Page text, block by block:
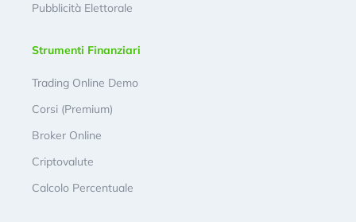
Pubblicità Elettorale
Strumenti Finanziari
Trading Online Demo
Corsi (Premium)
Broker Online
Criptovalute
Calcolo Percentuale